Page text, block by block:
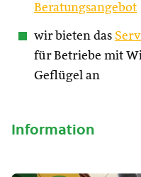
Beratungsangebot
wir bieten das
für Betriebe mit
Geflügel an
Information